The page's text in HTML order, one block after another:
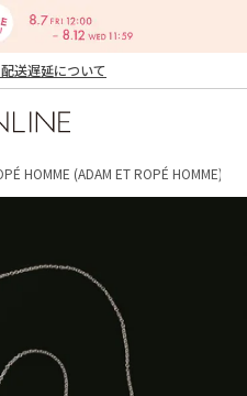
送遅延について
HOMME (ADAM ET ROPÉ HOMME)